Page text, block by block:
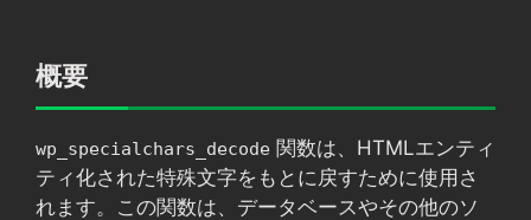
ー
概要
wp_specialchars_decode 関数は、HTMLエンティ
ティ化された特殊文字をもとに戻すために使用さ
れます。この関数は、データベースやその他のソ